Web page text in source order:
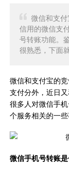
微信和支
信用的微信支
号转账功能。
很熟悉，下面
微信和支付宝的
支付分外，近日
很多人对微信手
个服务相关的一些
微信手机号转账